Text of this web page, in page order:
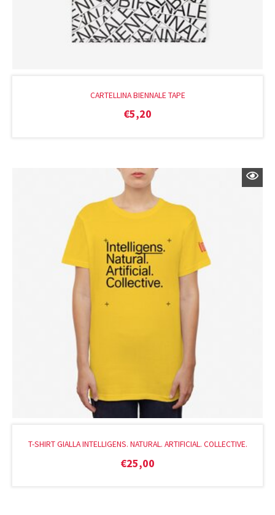
CARTELLINA BIENNALE TAPE
€5,20
T-SHIRT GIALLA INTELLIGENS. NATURAL. ARTIFICIAL. COLLECTIVE.
€25,00